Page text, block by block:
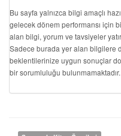
Bu sayfa yalnızca bilgi amaçlı
gelecek dönem performansı için
alan bilgi, yorum ve tavsiyeler
Sadece burada yer alan bilgilere
beklentilerinize uygun sonuçlar
bir sorumluluğu bulunmamaktadır.